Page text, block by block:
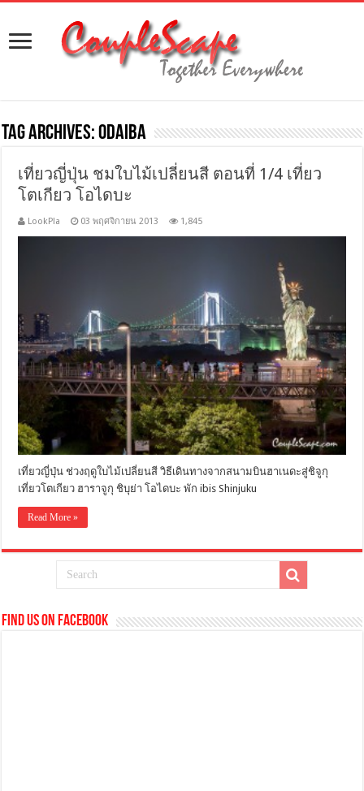
Tag Archives:odaiba
เที่ยวญี่ปุ่น ชมใบไม้เปลี่ยนสี ตอนที่ 1/4 เที่ยว
โตเกียว โอไดบะ
LookPla 03 พฤศจิกายน 2013 1,845
เที่ยวญี่ปุ่น ช่วงฤดูใบไม้เปลี่ยนสี วิธีเดินทางจากสนามบินฮาเนดะสู่ชิจูกุ
เที่ยวโตเกียว ฮาราจูกุ ชิบุย่า โอไดบะ พัก ibis Shinjuku
Read More »
Find us on Facebook